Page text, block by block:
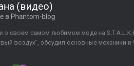
(видео)
в Phantom-blog
своем самом любимом моде на
воздух", обсудил основные механики